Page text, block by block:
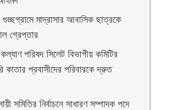
গুচ্ছগ্রামে মাদ্রাসার আবাসিক ছাত্রকে
গ্রেপ্তার
পরিষদ সিলেট বিভাগীয় কমিটির
কাতার প্রবাসীদের পরিবারকে দ্রুত
সমিতির নির্বাচনে সাধারণ সম্পাদক পদে